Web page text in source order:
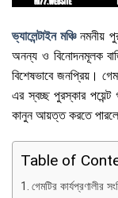
ভ্যালেন্টাইন মঞ্চিনমনীয়
অনন্য ও বিনোদনমূলক
বিশেষভাবে জনপ্রিয়।
এর স্বচ্ছ পুরস্কার পয়েন্ট
কানুন আয়ত্ত করতে পারলে
Table of
গেমটির কার্যপ্রণালীর